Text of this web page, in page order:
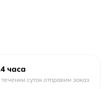
часа
течении суток отправим заказ